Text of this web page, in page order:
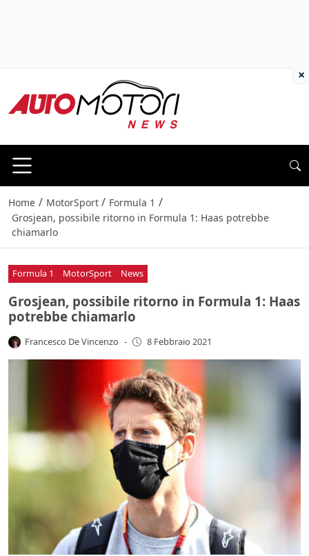
Home / MotorSport / Formula 1 /
Grosjean, possibile ritorno in Formula 1: Haas potrebbe
chiamarlo
Formula 1 MotorSport News
Grosjean, possibile ritorno in Formula 1: Haas
potrebbe chiamarlo
Francesco De Vincenzo - 8 Febbraio 2021
×